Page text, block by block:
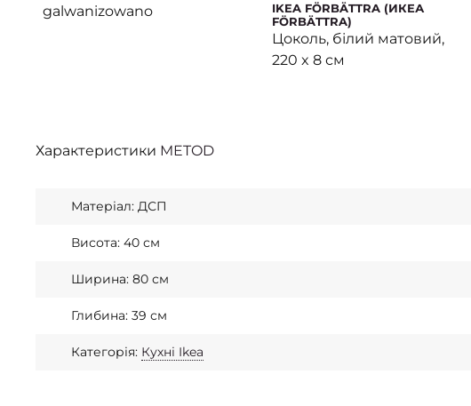
galwanizowano
IKEA FÖRBÄTTRA (ИКЕА
FÖRBÄTTRA)
Цоколь, білий матовий,
220 x 8 см
Характеристики METOD
Матеріал: ДСП
Висота: 40 см
Ширина: 80 см
Глибина: 39 см
Категорія: Кухні Ikea